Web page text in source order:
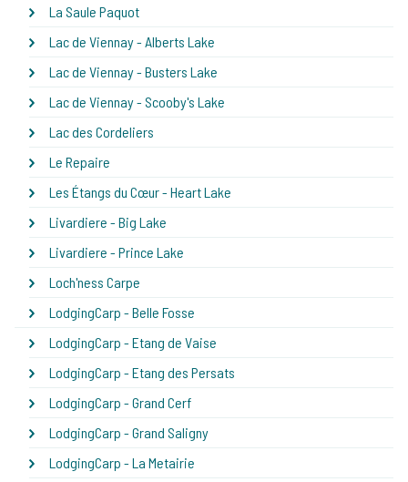
La Saule Paquot
Lac de Viennay - Alberts Lake
Lac de Viennay - Busters Lake
Lac de Viennay - Scooby's Lake
Lac des Cordeliers
Le Repaire
Les Étangs du Cœur - Heart Lake
Livardiere - Big Lake
Livardiere - Prince Lake
Loch'ness Carpe
LodgingCarp - Belle Fosse
LodgingCarp - Etang de Vaise
LodgingCarp - Etang des Persats
LodgingCarp - Grand Cerf
LodgingCarp - Grand Saligny
LodgingCarp - La Metairie